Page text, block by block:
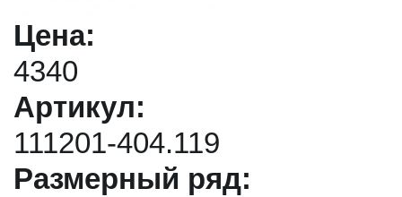
Цена:
4340
Артикул:
111201-404.119
Размерный ряд: